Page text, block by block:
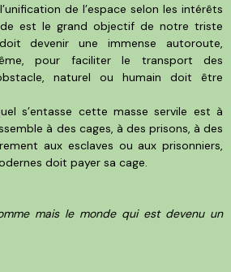
de l’espace selon les intérêts
est le grand objectif de notre triste
devenir une immense autoroute,
pour faciliter le transport des
naturel ou humain doit être
s’entasse cette masse servile est à
à des cages, à des prisons, à des
aux esclaves ou aux prisonniers,
doit payer sa cage.
mais le monde qui est devenu un